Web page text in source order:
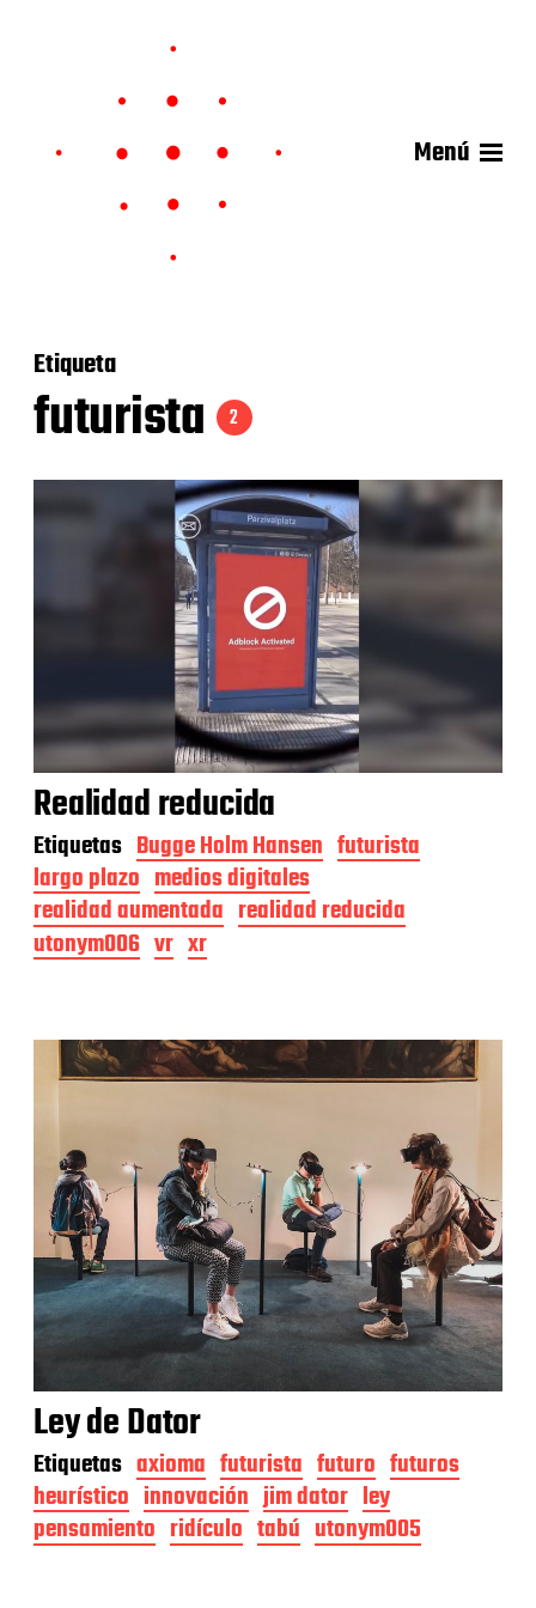
Menú
Etiqueta
futurista 2
Realidad reducida
Etiquetas Bugge Holm Hansen futurista
largo plazo medios digitales
realidad aumentada realidad reducida
utonym006 vr xr
Ley de Dator
Etiquetas axioma futurista futuro futuros
heurístico innovación jim dator ley
pensamiento ridículo tabú utonym005